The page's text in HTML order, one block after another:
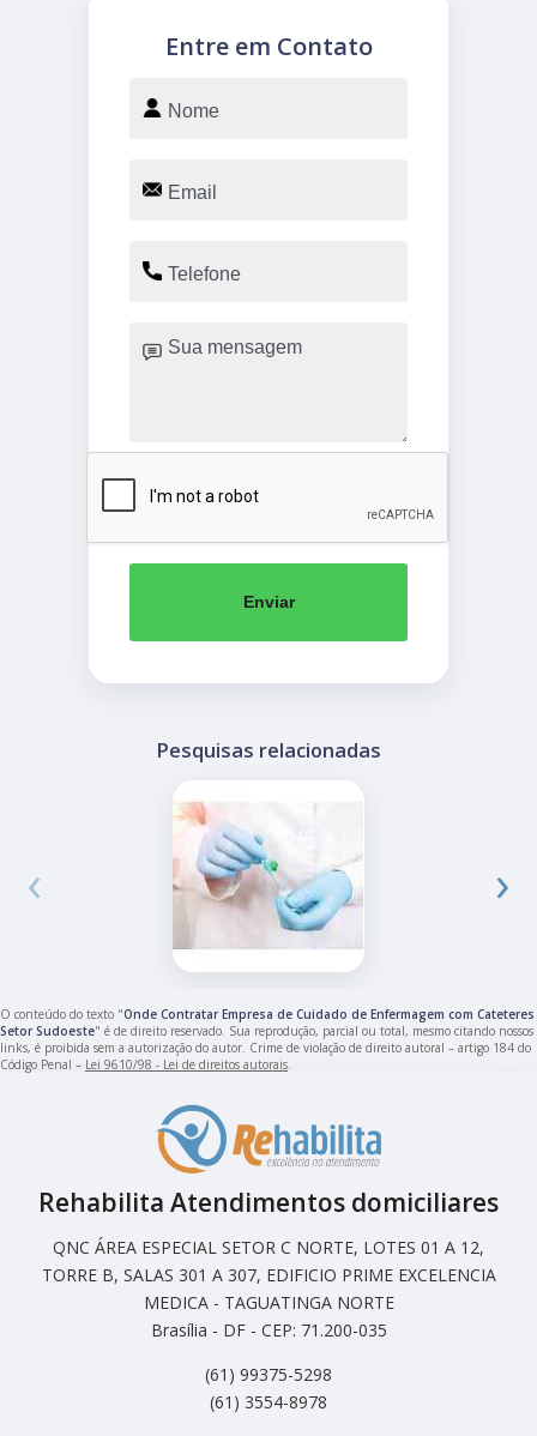
Entre em Contato
Enviar
Pesquisas relacionadas
‹ ›
O conteúdo do texto "Onde Contratar Empresa de Cuidado de Enfermagem com Cateteres
Setor Sudoeste" é de direito reservado. Sua reprodução, parcial ou total, mesmo citando nossos
links, é proibida sem a autorização do autor. Crime de violação de direito autoral – artigo 184 do
Código Penal – Lei 9610/98 - Lei de direitos autorais
Rehabilita Atendimentos domiciliares
QNC ÁREA ESPECIAL SETOR C NORTE, LOTES 01 A 12,
TORRE B, SALAS 301 A 307, EDIFICIO PRIME EXCELENCIA
MEDICA - TAGUATINGA NORTE
Brasília - DF - CEP: 71.200-035
(61) 99375-5298
(61) 3554-8978